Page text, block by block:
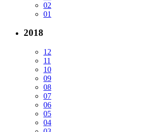
02
01
2018
12
11
10
09
08
07
06
05
04